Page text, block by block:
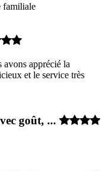
familiale
avons apprécié la
et le service très
goût, ...